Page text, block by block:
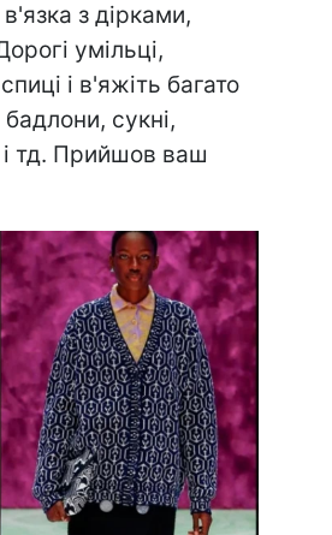
з дірками,
умільці,
і в'яжіть багато
сукні,
і тд. Прийшов ваш